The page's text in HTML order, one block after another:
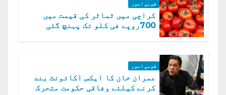
قومی امور
کراچی میں ٹماٹر کی قیمت میں
700روپے فی کلو تک پہنچ گئی
قومی امور
عمران خان کا ایکس اکائونٹ بند
کرنے کیلئے وفاقی حکومت متحرک